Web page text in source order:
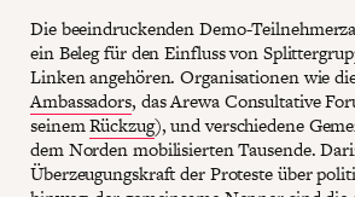
Die beeindruckenden Demo-
ein Beleg für den Einfluss von
Linken angehören. Organisationen wie
Ambassadors, das Arewa Consultative
seinemRückzug), und verschiedene
dem Norden mobilisierten Tausende.
Überzeugungskraft der Proteste über